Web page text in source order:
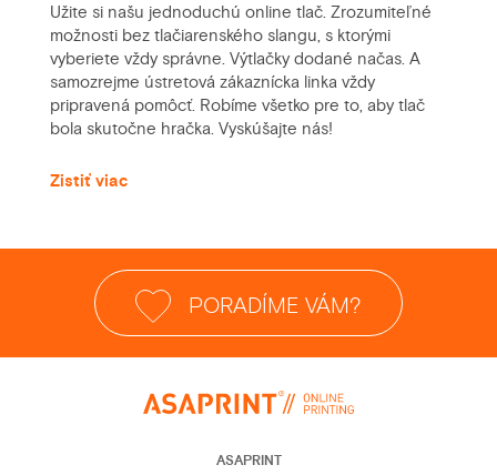
Užite si našu jednoduchú online tlač. Zrozumiteľné
možnosti bez tlačiarenského slangu, s ktorými
vyberiete vždy správne. Výtlačky dodané načas. A
samozrejme ústretová zákaznícka linka vždy
pripravená pomôcť. Robíme všetko pre to, aby tlač
bola skutočne hračka. Vyskúšajte nás!
Zistiť viac
PORADÍME VÁM?
ASAPRINT